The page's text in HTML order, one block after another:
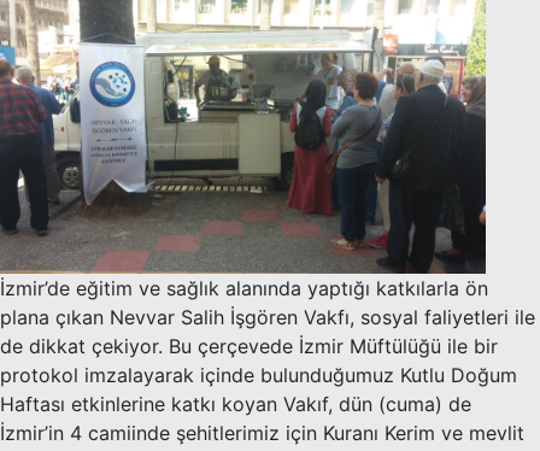
İzmir’de eğitim ve sağlık alanında yaptığı katkılarla ön
plana çıkan Nevvar Salih İşgören Vakfı, sosyal faliyetleri ile
de dikkat çekiyor. Bu çerçevede İzmir Müftülüğü ile bir
protokol imzalayarak içinde bulunduğumuz Kutlu Doğum
Haftası etkinlerine katkı koyan Vakıf, dün (cuma) de
İzmir’in 4 camiinde şehitlerimiz için Kuranı Kerim ve mevlit